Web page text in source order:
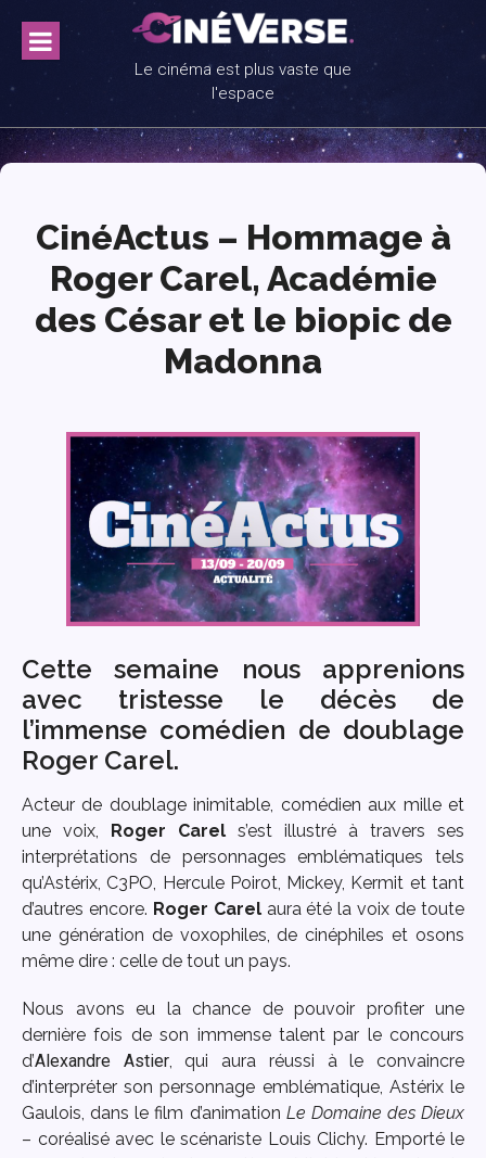
content
Le cinéma est plus vaste que
l'espace
CinéActus – Hommage à
Roger Carel, Académie
des César et le biopic de
Madonna
Cette semaine nous apprenions
avec tristesse le décès de
l’immense comédien de doublage
Roger Carel.
Acteur de doublage inimitable, comédien aux mille et
une voix, Roger Carel s’est illustré à travers ses
interprétations de personnages emblématiques tels
qu’Astérix, C3PO, Hercule Poirot, Mickey, Kermit et tant
d’autres encore. Roger Carelaura été la voix de toute
une génération de voxophiles, de cinéphiles et osons
même dire : celle de tout un pays.
Nous avons eu la chance de pouvoir profiter une
dernière fois de son immense talent par le concours
d’Alexandre Astier, qui aura réussi à le convaincre
d’interpréter son personnage emblématique, Astérix le
Gaulois, dans le film d’animation Le Domaine des Dieux
– coréalisé avec le scénariste Louis Clichy. Emporté le